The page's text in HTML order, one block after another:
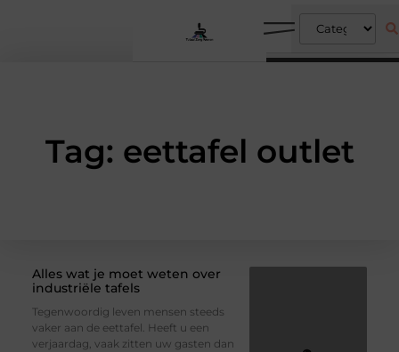
Tag: eettafel outlet
Alles wat je moet weten over
industriële tafels
Tegenwoordig leven mensen steeds
vaker aan de eettafel. Heeft u een
verjaardag, vaak zitten uw gasten dan